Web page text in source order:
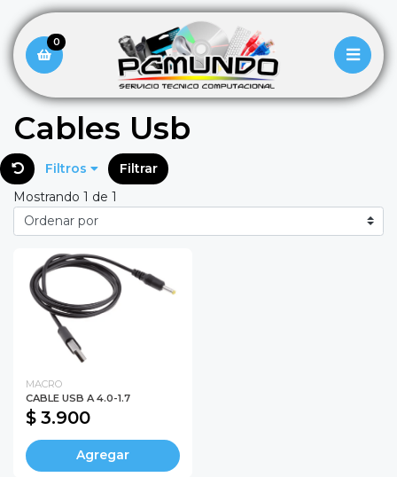
0
Cables Usb
Filtros
Filtrar
Mostrando 1 de 1
MACRO
CABLE USB A 4.0-1.7
$ 3.900
Agregar